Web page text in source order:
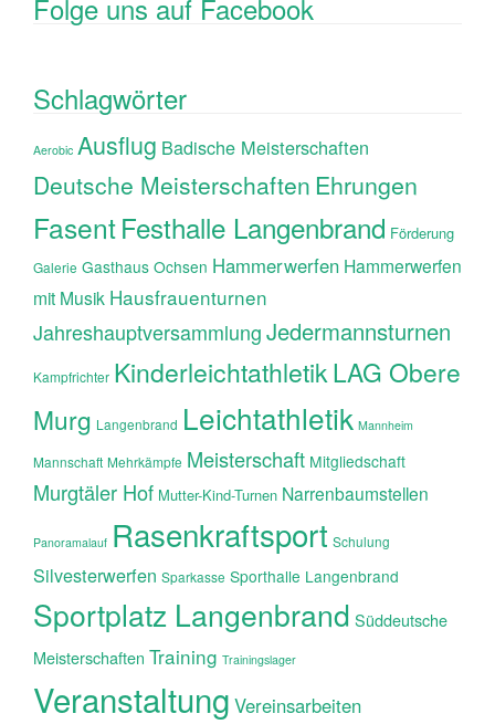
Folge uns auf Facebook
Schlagwörter
Aerobic Ausflug Badische Meisterschaften
Deutsche Meisterschaften Ehrungen
FasentFesthalle Langenbrand Förderung
Galerie Gasthaus Ochsen Hammerwerfen Hammerwerfen
mit Musik Hausfrauenturnen
JahreshauptversammlungJedermannsturnen
Kampfrichter KinderleichtathletikLAG Obere
Murg Langenbrand Leichtathletik Mannheim
Mannschaft Mehrkämpfe Meisterschaft Mitgliedschaft
Murgtäler Hof Mutter-Kind-Turnen Narrenbaumstellen
Panoramalauf Rasenkraftsport Schulung
Silvesterwerfen Sparkasse Sporthalle Langenbrand
Sportplatz Langenbrand Süddeutsche
Meisterschaften Training Trainingslager
Veranstaltung Vereinsarbeiten